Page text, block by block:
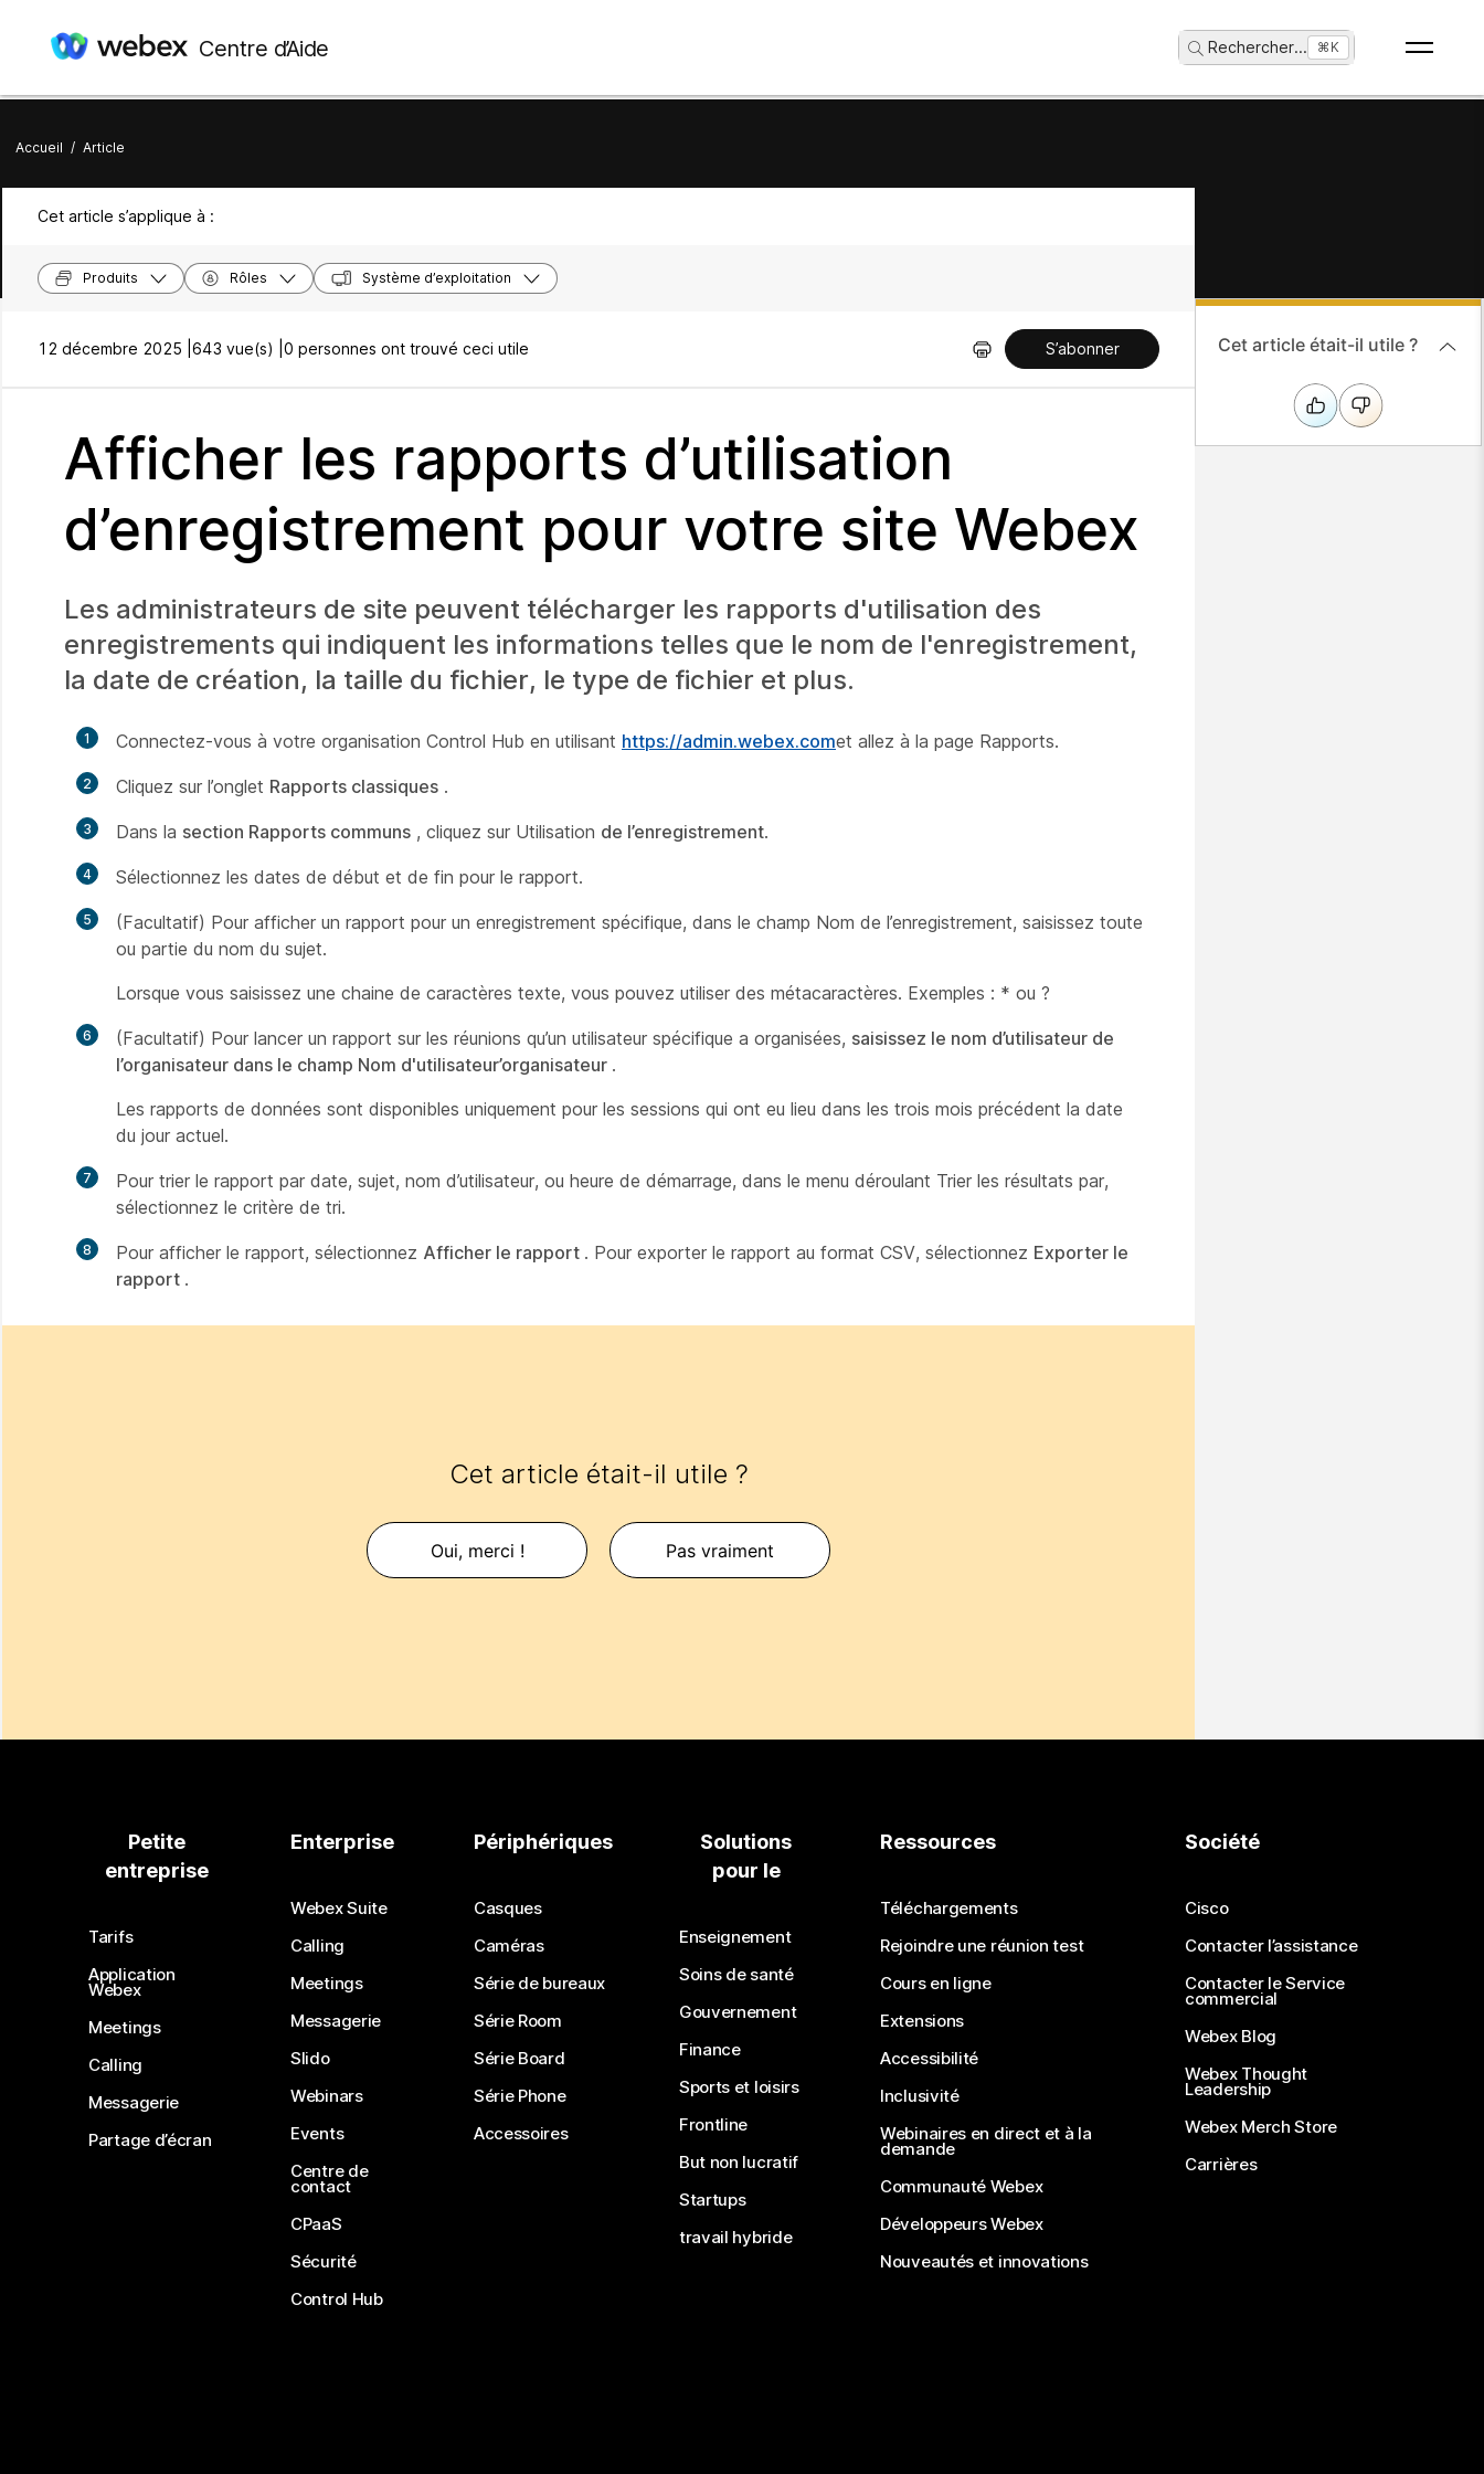
Centre d’Aide Rechercher... ⌘K
Accueil / Article
Cet article s’applique à :
Produits Rôles Système d’exploitation
12 décembre 2025 | 643 vue(s) | 0 personnes ont trouvé ceci utile S’abonner
Afficher les rapports d’utilisation
d’enregistrement pour votre site Webex
Les administrateurs de site peuvent télécharger les rapports d'utilisation des
enregistrements qui indiquent les informations telles que le nom de l'enregistrement,
la date de création, la taille du fichier, le type de fichier et plus.
1 Connectez-vous à votre organisation Control Hub en utilisant https://admin.webex.comet allez à la page Rapports.
2 Cliquez sur l’onglet Rapports classiques .
3 Dans la section Rapports communs , cliquez sur Utilisation de l’enregistrement.
4 Sélectionnez les dates de début et de fin pour le rapport.
5 (Facultatif) Pour afficher un rapport pour un enregistrement spécifique, dans le champ Nom de l’enregistrement, saisissez toute
ou partie du nom du sujet.
Lorsque vous saisissez une chaine de caractères texte, vous pouvez utiliser des métacaractères. Exemples : * ou ?
6 (Facultatif) Pour lancer un rapport sur les réunions qu’un utilisateur spécifique a organisées, saisissez le nom d’utilisateur de
l’organisateur dans le champ Nom d'utilisateur’organisateur .
Les rapports de données sont disponibles uniquement pour les sessions qui ont eu lieu dans les trois mois précédent la date
du jour actuel.
7 Pour trier le rapport par date, sujet, nom d’utilisateur, ou heure de démarrage, dans le menu déroulant Trier les résultats par,
sélectionnez le critère de tri.
8 Pour afficher le rapport, sélectionnez Afficher le rapport . Pour exporter le rapport au format CSV, sélectionnez Exporter le
rapport .
Cet article était-il utile ?
Oui, merci ! Pas vraiment
Cet article était-il utile ?
Petite
entreprise
Tarifs
Application
Webex
Meetings
Calling
Messagerie
Partage d’écran
Enterprise
Webex Suite
Calling
Meetings
Messagerie
Slido
Webinars
Events
Centre de
contact
CPaaS
Sécurité
Control Hub
Périphériques
Casques
Caméras
Série de bureaux
Série Room
Série Board
Série Phone
Accessoires
Solutions
pour le
Enseignement
Soins de santé
Gouvernement
Finance
Sports et loisirs
Frontline
But non lucratif
Startups
travail hybride
Ressources
Téléchargements
Rejoindre une réunion test
Cours en ligne
Extensions
Accessibilité
Inclusivité
Webinaires en direct et à la
demande
Communauté Webex
Développeurs Webex
Nouveautés et innovations
Société
Cisco
Contacter l’assistance
Contacter le Service
commercial
Webex Blog
Webex Thought
Leadership
Webex Merch Store
Carrières